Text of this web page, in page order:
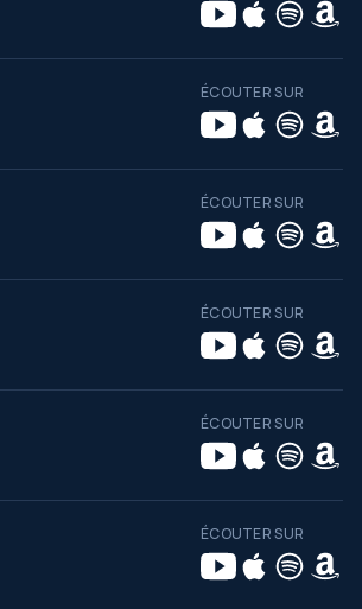
ÉCOUTER SUR
ÉCOUTER SUR
ÉCOUTER SUR
ÉCOUTER SUR
ÉCOUTER SUR